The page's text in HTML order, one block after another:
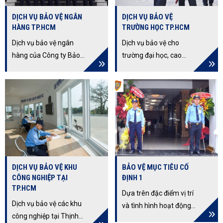
ngũ chuyên nghiệp,
nhiệt tình, chuyên
nghiệp và trung thực
cho đơn vị của bạn.
những đội ngũ bảo vệ có
tinh thần trách nhiệm
cao và tâm huyết nghề
nghiệp do đặc thù dịch
vụ bảo vệ công trường
xúc với nắng, bụi.
DỊCH VỤ BẢO VỆ NGÂN
HÀNG TP.HCM
Dịch vụ bảo vệ ngân
hàng của Công ty Bảo
đang được nhiều khách
hàng ngân hàng trong
nước lẫn nước ngoài
đánh giá cao về nghiệp
vụ tốt và chuyên nghiệp
DỊCH VỤ BẢO VỆ
TRƯỜNG HỌC TP.HCM
Dịch vụ bảo vệ cho
trường đại học, cao
tôi nghiên cứu thiết lập
và cung cấp hệ thống an
ninh toàn diện để bảo vệ
học sinh, sinh viên, giáo
viên cũng như tài sản
của trường học.
DỊCH VỤ BẢO VỆ KHU
CÔNG NGHIỆP TẠI
TP.HCM
Dịch vụ bảo vệ các khu
công nghiệp tại Thịnh
BẢO VỆ MỤC TIÊU CỐ
ĐỊNH 1
Dựa trên đặc điểm vị trí
và tình hình hoạt động